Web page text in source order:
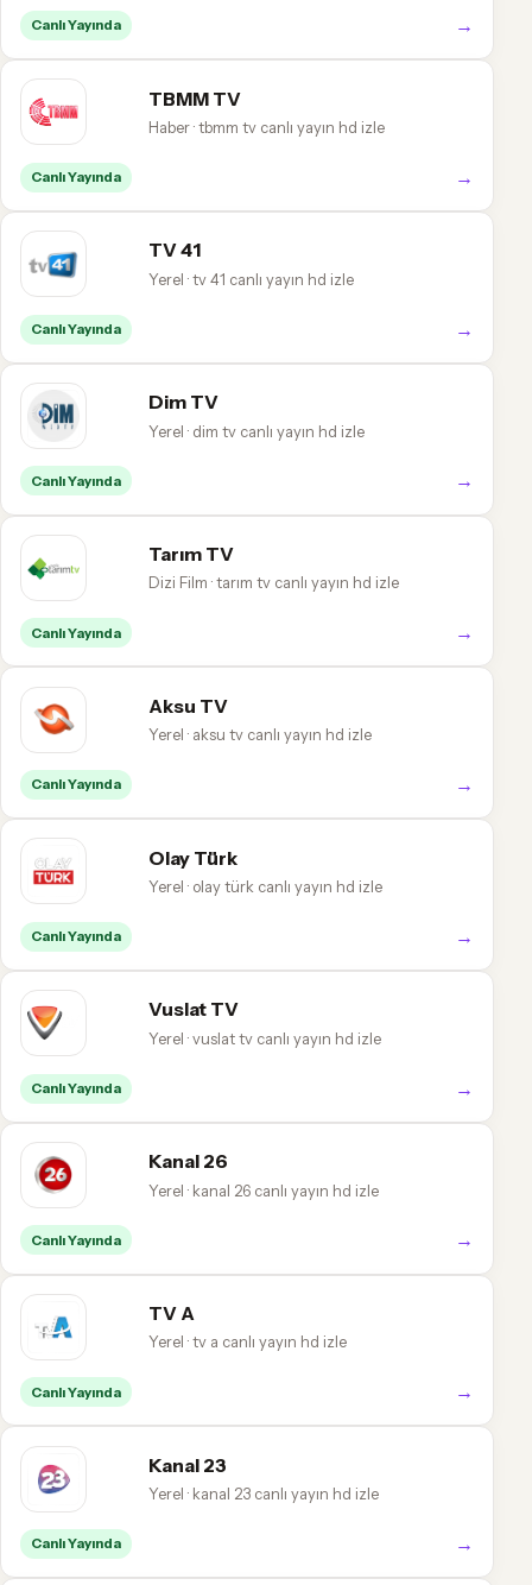
Canlı Yayında →
TBMM TV
Haber · tbmm tv canlı yayın hd izle
Canlı Yayında →
TV 41
Yerel · tv 41 canlı yayın hd izle
Canlı Yayında →
Dim TV
Yerel · dim tv canlı yayın hd izle
Canlı Yayında →
Tarım TV
Dizi Film · tarım tv canlı yayın hd izle
Canlı Yayında →
Aksu TV
Yerel · aksu tv canlı yayın hd izle
Canlı Yayında →
Olay Türk
Yerel · olay türk canlı yayın hd izle
Canlı Yayında →
Vuslat TV
Yerel · vuslat tv canlı yayın hd izle
Canlı Yayında →
Kanal 26
Yerel · kanal 26 canlı yayın hd izle
Canlı Yayında →
TV A
Yerel · tv a canlı yayın hd izle
Canlı Yayında →
Kanal 23
Yerel · kanal 23 canlı yayın hd izle
Canlı Yayında →